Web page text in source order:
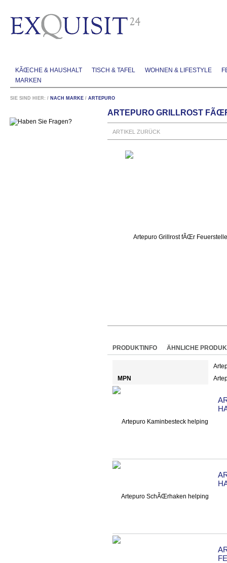
KÃŒCHE & HAUSHALT TISCH & TAFEL WOHNEN & LIFESTYLE
MARKEN
SIE SIND HIER: / NACH MARKE / ARTEPURO
ARTEPURO GRILLROST
ARTIKEL ZURÜCK
PRODUKTINFO ÄHNLICHE
MPN